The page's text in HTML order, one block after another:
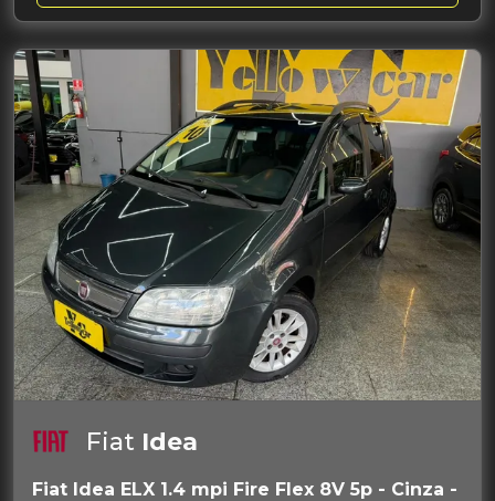
Fiat Idea
Fiat Idea ELX 1.4 mpi Fire Flex 8V 5p - Cinza -